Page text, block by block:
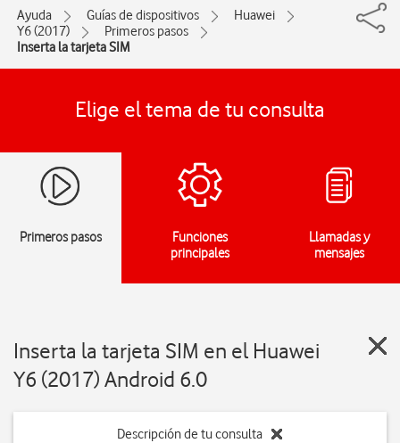
Ayuda Guías de dispositivos
Huawei
Y6 (2017)
Primeros pasos
Inserta la tarjeta SIM
Elige el tema de tu consulta
Primeros pasos
Funciones
principales
Llamadas y
mensajes
Inserta la tarjeta SIM en el Huawei
Y6 (2017) Android 6.0
Descripción de tu consulta